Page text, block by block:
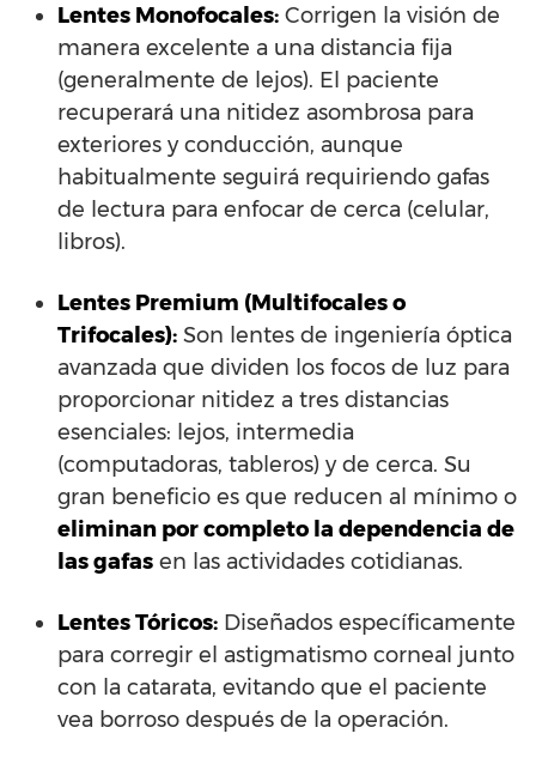
Lentes Monofocales: Corrigen la visión de
manera excelente a una distancia fija
(generalmente de lejos). El paciente
recuperará una nitidez asombrosa para
exteriores y conducción, aunque
habitualmente seguirá requiriendo gafas
de lectura para enfocar de cerca (celular,
libros).
Lentes Premium (Multifocales o
Trifocales): Son lentes de ingeniería óptica
avanzada que dividen los focos de luz para
proporcionar nitidez a tres distancias
esenciales: lejos, intermedia
(computadoras, tableros) y de cerca. Su
gran beneficio es que reducen al mínimo o
eliminan por completo la dependencia de
las gafas en las actividades cotidianas.
Lentes Tóricos: Diseñados específicamente
para corregir el astigmatismo corneal junto
con la catarata, evitando que el paciente
vea borroso después de la operación.